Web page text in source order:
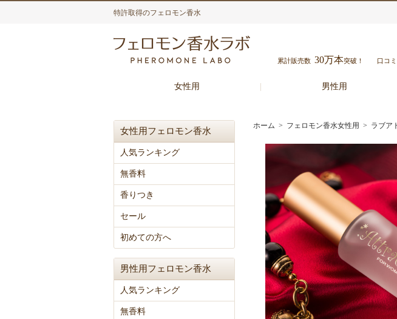
特許取得のフェロモン香水
累計販売数 30万本突破！ 口コミ
女性用 男性用
ホーム > フェロモン香水女性用 > ラブア
女性用フェロモン香水
人気ランキング
無香料
香りつき
セール
初めての方へ
男性用フェロモン香水
人気ランキング
無香料